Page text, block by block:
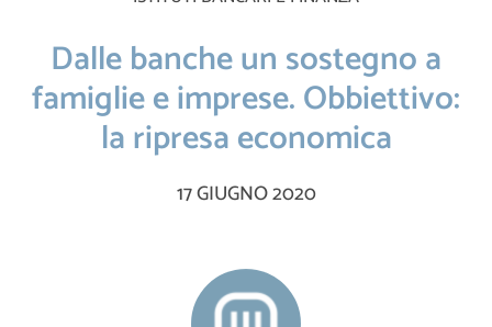
Dalle banche un sostegno a
famiglie e imprese. Obbiettivo:
la ripresa economica
17 GIUGNO 2020